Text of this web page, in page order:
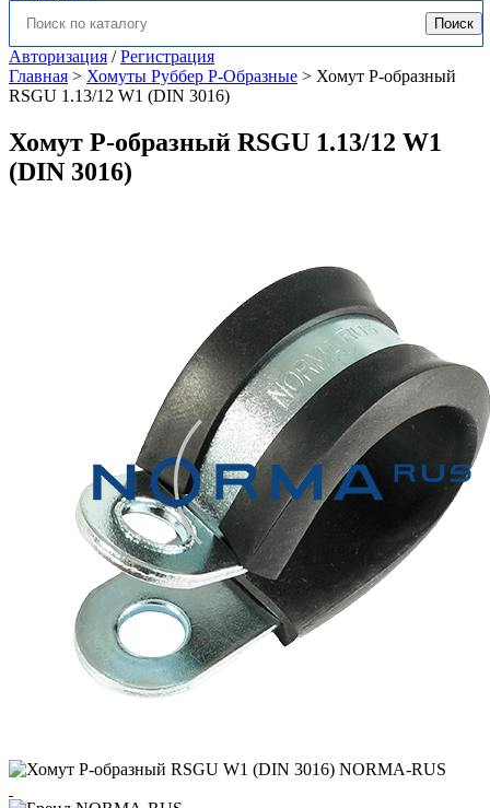
Искать: Поиск
Авторизация /Регистрация
Главная > Хомуты Руббер Р-Образные > Хомут Р-образный
RSGU 1.13/12 W1 (DIN 3016)
Хомут Р-образный RSGU 1.13/12 W1
(DIN 3016)